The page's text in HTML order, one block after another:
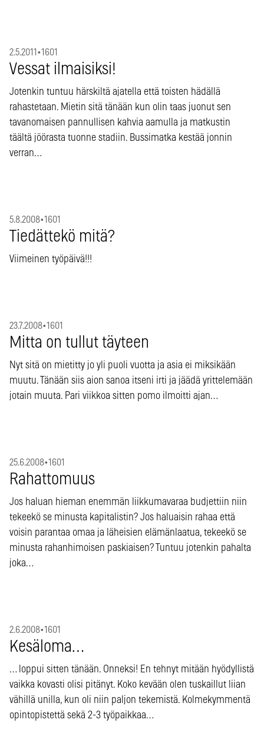
2.5.2011 •1601
Vessat ilmaisiksi!
Jotenkin tuntuu härskiltä ajatella että toisten hädällä
rahastetaan. Mietin sitä tänään kun olin taas juonut sen
tavanomaisen pannullisen kahvia aamulla ja matkustin
täältä jöörasta tuonne stadiin. Bussimatka kestää jonnin
verran…
5.8.2008•1601
Tiedättekö mitä?
Viimeinen työpäivä!!!
23.7.2008•1601
Mitta on tullut täyteen
Nyt sitä on mietitty jo yli puoli vuotta ja asia ei miksikään
muutu. Tänään siis aion sanoa itseni irti ja jäädä yrittelemään
jotain muuta. Pari viikkoa sitten pomo ilmoitti ajan…
25.6.2008•1601
Rahattomuus
Jos haluan hieman enemmän liikkumavaraa budjettiin niin
tekeekö se minusta kapitalistin? Jos haluaisin rahaa että
voisin parantaa omaa ja läheisien elämänlaatua, tekeekö se
minusta rahanhimoisen paskiaisen? Tuntuu jotenkin pahalta
joka…
2.6.2008•1601
Kesäloma…
… loppui sitten tänään. Onneksi! En tehnyt mitään hyödyllistä
vaikka kovasti olisi pitänyt. Koko kevään olen tuskaillut liian
vähillä unilla, kun oli niin paljon tekemistä. Kolmekymmentä
opintopistettä sekä 2-3 työpaikkaa…